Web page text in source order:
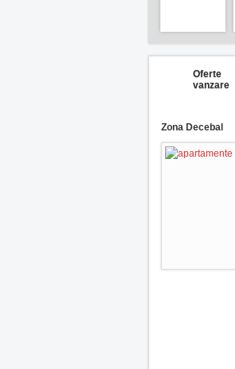
Oferte
vanzare
Zona Decebal